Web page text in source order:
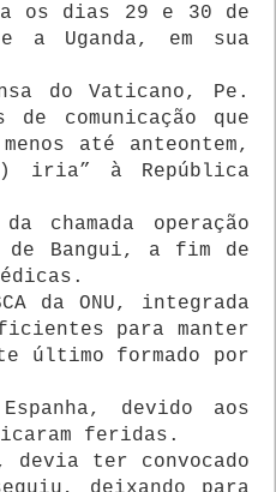
os dias 29 e 30 de
a Uganda, em sua
do Vaticano, Pe.
comunicação que
até anteontem,
iria” à República
chamada operação
de Bangui, a fim de
da ONU, integrada
para manter
último formado por
devido aos
feridas.
devia ter convocado